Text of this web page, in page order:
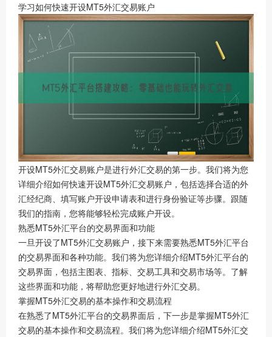
学习如何快速开设MT5外汇交易账户
开设MT5外汇交易账户是进行外汇交易的第一步。我们将为您
详细介绍如何快速开设MT5外汇交易账户，包括选择合适的外
汇经纪商、填写账户开设申请表和进行身份验证等步骤。跟随
我们的指南，您将能够轻松完成账户开设。
熟悉MT5外汇平台的交易界面和功能
一旦开设了MT5外汇交易账户，接下来需要熟悉MT5外汇平台
的交易界面和各种功能。我们将为您详细介绍MT5外汇平台的
交易界面，包括主图表、指标、交易工具和交易市场等。了解
这些界面和功能，将帮助您更好地进行外汇交易。
掌握MT5外汇交易的基本操作和交易流程
在熟悉了MT5外汇平台的交易界面后，下一步是掌握MT5外汇
交易的基本操作和交易流程。我们将为您详细介绍MT5外汇交